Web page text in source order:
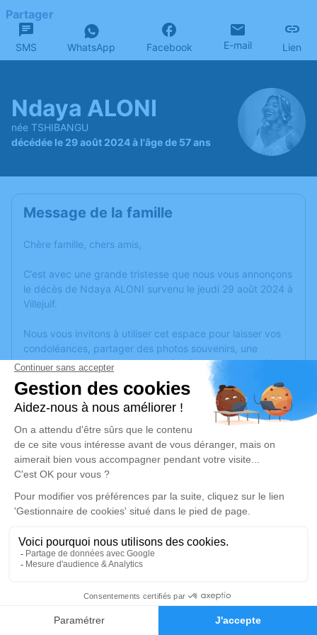
Faire-part Hommages
Partager
SMS WhatsApp Facebook E-mail Lien
Ndaya ALONI
née TSHIBANGU
décédée le 29 août 2024 à l'âge de 57 ans
Message de la famille
Chère famille, chers amis,
C’est avec une grande tristesse que nous vous annonçons
le décès de Ndaya ALONI survenu le jeudi 29 août 2024 à
Villejuif.
Nous vous invitons à utiliser cet espace pour laisser vos
condoléances, partager des photos souvenirs, une
anecdote ou exprimer vos pensées à travers des poèmes
ou des textes. Cet endroit est un lieu d'expression dédié à
honorer la mémoire de Ndaya ALONI.
Un service de plantation d’arbre hommage estdisponible
vendredi 13 septembre 2024 à 11h00
Cimetière de Brie-Comte-Robert
77170 Brie-Comte-Robert
Je rends hommage